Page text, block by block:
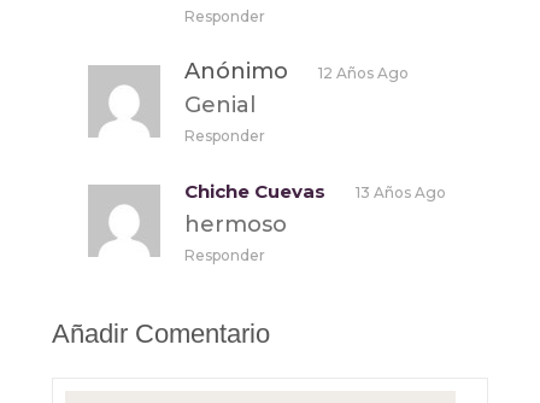
Responder
Anónimo 12 Años Ago
Genial
Responder
Chiche Cuevas 13 Años Ago
hermoso
Responder
Añadir Comentario